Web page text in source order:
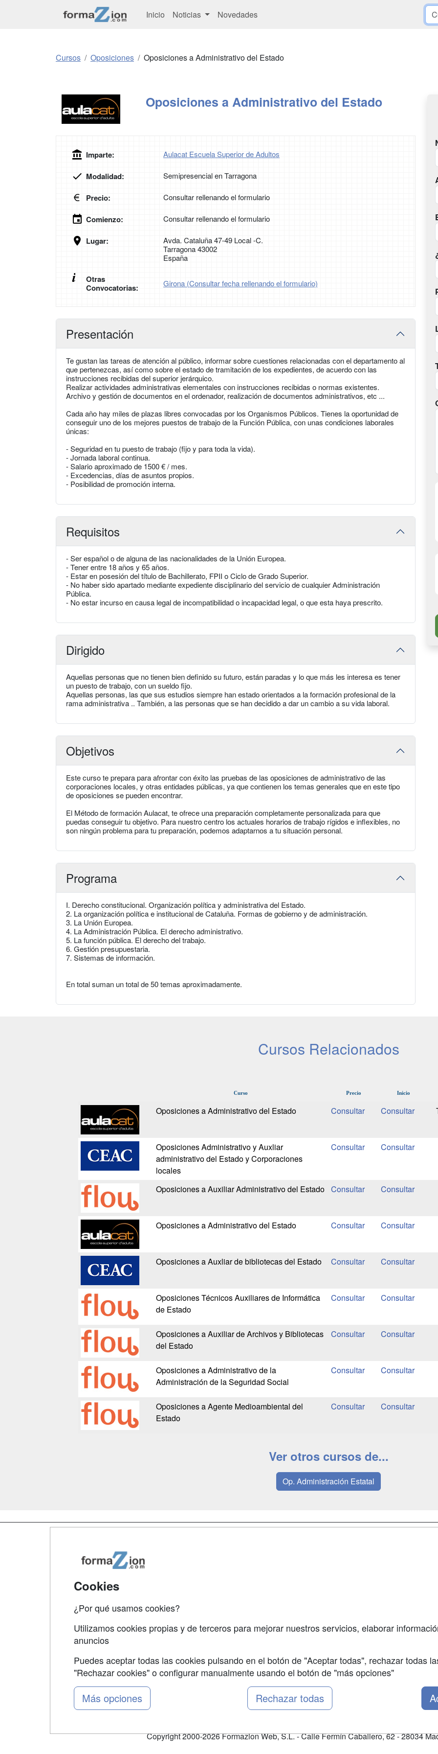
Inicio Noticias Novedades
Cursos Oposiciones Oposiciones a Administrativo del Estado
Oposiciones a Administrativo del Estado
Imparte: Aulacat Escuela Superior de Adultos
Modalidad: Semipresencial en Tarragona
Precio: Consultar rellenando el formulario
Comienzo: Consultar rellenando el formulario
Lugar:
Avda. Cataluña 47-49 Local -C.
Tarragona 43002
España
Otras
Convocatorias:
Girona (Consultar fecha rellenando el formulario)
Presentación
Te gustan las tareas de atención al público, informar sobre cuestiones relacionadas con el departamento al
que pertenezcas, así como sobre el estado de tramitación de los expedientes, de acuerdo con las
instrucciones recibidas del superior jerárquico.
Realizar actividades administrativas elementales con instrucciones recibidas o normas existentes.
Archivo y gestión de documentos en el ordenador, realización de documentos administrativos, etc ...
Cada año hay miles de plazas libres convocadas por los Organismos Públicos. Tienes la oportunidad de
conseguir uno de los mejores puestos de trabajo de la Función Pública, con unas condiciones laborales
únicas:
- Seguridad en tu puesto de trabajo (fijo y para toda la vida).
- Jornada laboral continua.
- Salario aproximado de 1500 € / mes.
- Excedencias, días de asuntos propios.
- Posibilidad de promoción interna.
Requisitos
- Ser español o de alguna de las nacionalidades de la Unión Europea.
- Tener entre 18 años y 65 años.
- Estar en posesión del título de Bachillerato, FPII o Ciclo de Grado Superior.
- No haber sido apartado mediante expediente disciplinario del servicio de cualquier Administración
Pública.
- No estar incurso en causa legal de incompatibilidad o incapacidad legal, o que esta haya prescrito.
Dirigido
Aquellas personas que no tienen bien definido su futuro, están paradas y lo que más les interesa es tener
un puesto de trabajo, con un sueldo fijo.
Aquellas personas, las que sus estudios siempre han estado orientados a la formación profesional de la
rama administrativa .. También, a las personas que se han decidido a dar un cambio a su vida laboral.
Objetivos
Este curso te prepara para afrontar con éxito las pruebas de las oposiciones de administrativo de las
corporaciones locales, y otras entidades públicas, ya que contienen los temas generales que en este tipo
de oposiciones se pueden encontrar.
El Método de formación Aulacat, te ofrece una preparación completamente personalizada para que
puedas conseguir tu objetivo. Para nuestro centro los actuales horarios de trabajo rígidos e inflexibles, no
son ningún problema para tu preparación, podemos adaptarnos a tu situación personal.
Programa
I. Derecho constitucional. Organización política y administrativa del Estado.
2. La organización política e institucional de Cataluña. Formas de gobierno y de administración.
3. La Unión Europea.
4. La Administración Pública. El derecho administrativo.
5. La función pública. El derecho del trabajo.
6. Gestión presupuestaria.
7. Sistemas de información.
En total suman un total de 50 temas aproximadamente.
Cursos Relacionados
Curso Precio Inicio
Oposiciones a Administrativo del Estado
Oposiciones Administrativo y Auxliar
administrativo del Estado y Corporaciones
locales
Oposiciones a Auxiliar Administrativo del Estado
Oposiciones a Administrativo del Estado
Oposiciones a Auxliar de bibliotecas del Estado
Oposiciones Técnicos Auxiliares de Informática
de Estado
Oposiciones a Auxiliar de Archivos y Bibliotecas
del Estado
Oposiciones a Administrativo de la
Administración de la Seguridad Social
Oposiciones a Agente Medioambiental del
Estado
Ver otros cursos de...
Op. Administración Estatal
Grupo formazion:
Copyright 2000-2026 Formazion Web, S.L. - Calle Fermín Caballero, 62 - 28034
Cookies
¿Por qué usamos cookies?
Utilizamos cookies propias y de terceros para mejorar nuestros servicios, elaborar
anuncios
Puedes aceptar todas las cookies pulsando en el botón de "Aceptar todas", rechazar todas
"Rechazar cookies" o configurar manualmente usando el botón de "más opciones"
Más opciones Rechazar todas